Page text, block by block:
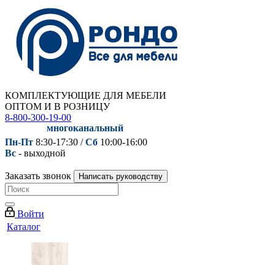
КОМПЛЕКТУЮЩИЕ ДЛЯ МЕБЕЛИ
ОПТОМ И В РОЗНИЦУ
8-800-300-19-00
многоканальный
Пн-Пт 8:30-17:30 /Сб 10:00-16:00
Вс - выходной
Заказать звонок Написать руководству
Войти
Каталог